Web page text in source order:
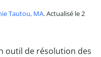
Tautou, MA. Actualisé le 2
outil de résolution des